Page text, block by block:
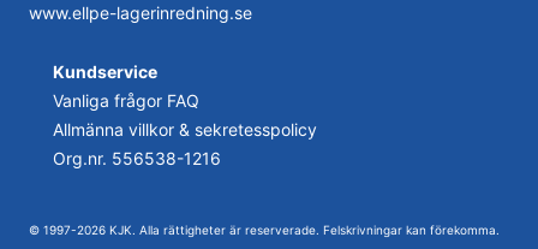
www.ellpe-lagerinredning.se
Kundservice
Vanliga frågor FAQ
Allmänna villkor & sekretesspolicy
Org.nr. 556538-1216
© 1997-2026 KJK. Alla rättigheter är reserverade. Felskrivningar kan förekomma.